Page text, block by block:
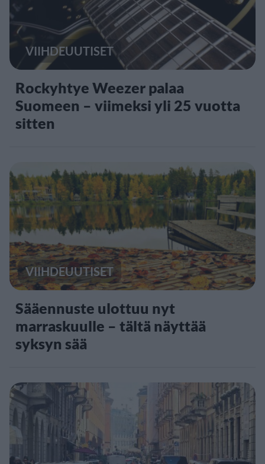
VIIHDEUUTISET
Rockyhtye Weezer palaa
Suomeen – viimeksi yli 25 vuotta
sitten
VIIHDEUUTISET
Sääennuste ulottuu nyt
marraskuulle – tältä näyttää
syksyn sää